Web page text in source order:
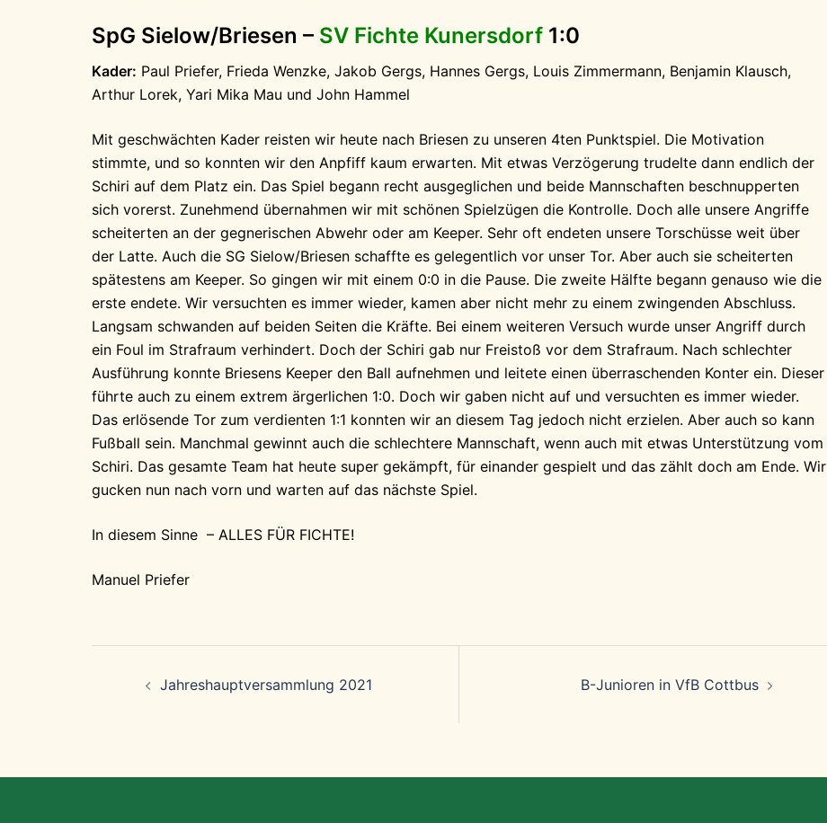
SpG Sielow/Briesen – SV Fichte Kunersdorf 1:0
Kader: Paul Priefer, Frieda Wenzke, Jakob Gergs, Hannes Gergs, Louis Zimmermann, Benjamin Klausch,
Arthur Lorek, Yari Mika Mau und John Hammel
Mit geschwächten Kader reisten wir heute nach Briesen zu unseren 4ten Punktspiel. Die Motivation
stimmte, und so konnten wir den Anpfiff kaum erwarten. Mit etwas Verzögerung trudelte dann endlich der
Schiri auf dem Platz ein. Das Spiel begann recht ausgeglichen und beide Mannschaften beschnupperten
sich vorerst. Zunehmend übernahmen wir mit schönen Spielzügen die Kontrolle. Doch alle unsere Angriffe
scheiterten an der gegnerischen Abwehr oder am Keeper. Sehr oft endeten unsere Torschüsse weit über
der Latte. Auch die SG Sielow/Briesen schaffte es gelegentlich vor unser Tor. Aber auch sie scheiterten
spätestens am Keeper. So gingen wir mit einem 0:0 in die Pause. Die zweite Hälfte begann genauso wie die
erste endete. Wir versuchten es immer wieder, kamen aber nicht mehr zu einem zwingenden Abschluss.
Langsam schwanden auf beiden Seiten die Kräfte. Bei einem weiteren Versuch wurde unser Angriff durch
ein Foul im Strafraum verhindert. Doch der Schiri gab nur Freistoß vor dem Strafraum. Nach schlechter
Ausführung konnte Briesens Keeper den Ball aufnehmen und leitete einen überraschenden Konter ein. Dieser
führte auch zu einem extrem ärgerlichen 1:0. Doch wir gaben nicht auf und versuchten es immer wieder.
Das erlösende Tor zum verdienten 1:1 konnten wir an diesem Tag jedoch nicht erzielen. Aber auch so kann
Fußball sein. Manchmal gewinnt auch die schlechtere Mannschaft, wenn auch mit etwas Unterstützung vom
Schiri. Das gesamte Team hat heute super gekämpft, für einander gespielt und das zählt doch am Ende. Wir
gucken nun nach vorn und warten auf das nächste Spiel.
In diesem Sinne – ALLES FÜR FICHTE!
Manuel Priefer
Beitragsnavigation
Jahreshauptversammlung 2021 B-Junioren in VfB Cottbus